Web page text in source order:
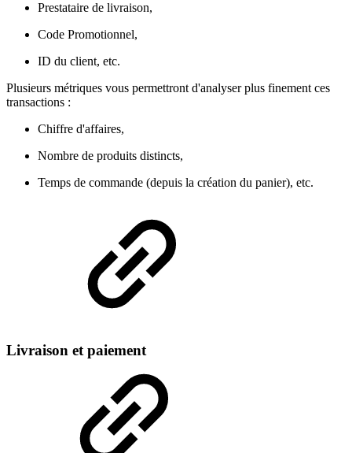
Prestataire de livraison,
Code Promotionnel,
ID du client, etc.
Plusieurs métriques vous permettront d'analyser plus finement ces
transactions :
Chiffre d'affaires,
Nombre de produits distincts,
Temps de commande (depuis la création du panier), etc.
Livraison et paiement